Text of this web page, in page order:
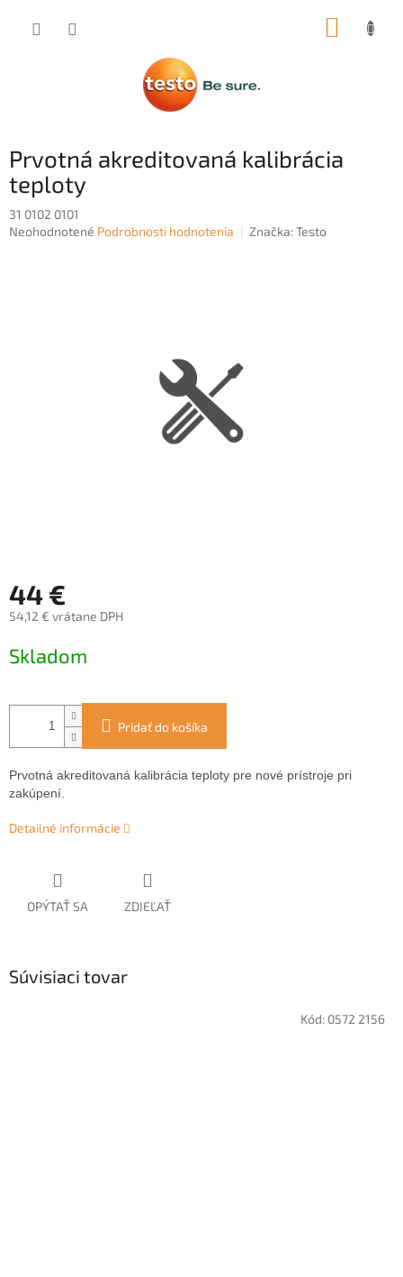
Prvotná akreditovaná kalibrácia
teploty
31 0102 0101
Priemerné
Neohodnotené Podrobnosti hodnotenia Značka:Testo
44 €
54,12 € vrátane DPH
cena:
Skladom
Pridať do košíka
Prvotná akreditovaná kalibrácia teploty pre nové prístroje pri
zakúpení.
Detailné informácie
OPÝTAŤ SA ZDIEĽAŤ
Súvisiaci tovar
Kód: 0572 2156